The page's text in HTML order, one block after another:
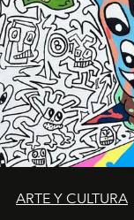
ARTE Y CULTURA